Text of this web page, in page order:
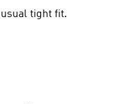
tight fit.